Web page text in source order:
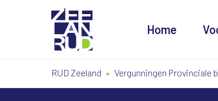
de
de
Home
RUD Zeeland Vergunningen Provinciale